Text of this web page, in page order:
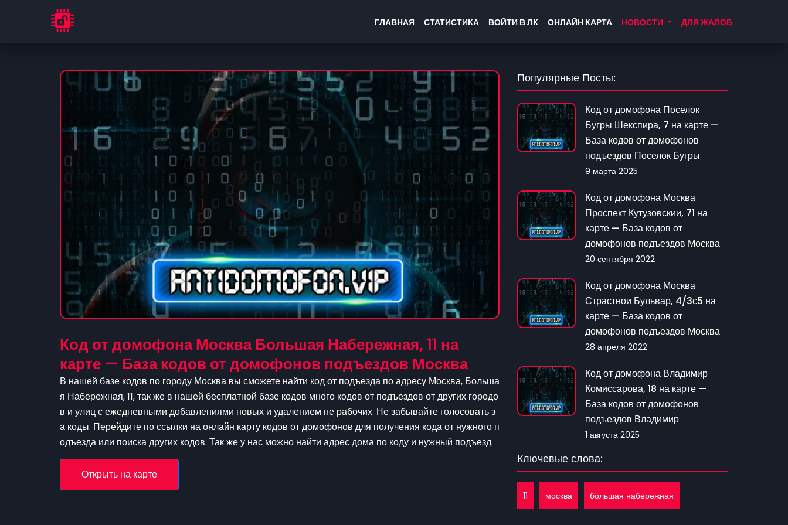
ГЛАВНАЯ СТАТИСТИКА ВОЙТИ В ЛК ОНЛАЙН КАРТА НОВОСТИ ДЛЯ ЖАЛОБ
Код от домофона Москва Большая Набережная, 11 на
карте — База кодов от домофонов подъездов Москва
В нашей базе кодов по городу Москва вы сможете найти код от подъезда по адресу Москва, Больша
я Набережная, 11, так же в нашей бесплатной базе кодов много кодов от подъездов от других городо
в и улиц с ежедневными добавлениями новых и удалением не рабочих. Не забывайте голосовать з
а коды. Перейдите по ссылки на онлайн карту кодов от домофонов для получения кода от нужного п
одъезда или поиска других кодов. Так же у нас можно найти адрес дома по коду и нужный подъезд.
Открыть на карте
Популярные Посты:
Код от домофона Поселок
Бугры Шекспира, 7 на карте —
База кодов от домофонов
подъездов Поселок Бугры
9 марта 2025
Код от домофона Москва
Проспект Кутузовскии, 71 на
карте — База кодов от
домофонов подъездов Москва
20 сентября 2022
Код от домофона Москва
Страстнои Бульвар, 4/3с5 на
карте — База кодов от
домофонов подъездов Москва
28 апреля 2022
Код от домофона Владимир
Комиссарова, 18 на карте —
База кодов от домофонов
подъездов Владимир
1 августа 2025
Ключевые слова:
11 москва большая набережная